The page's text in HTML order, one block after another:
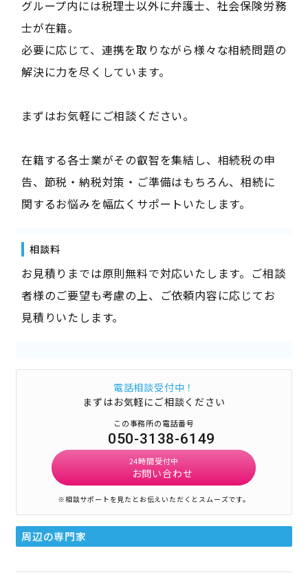
グループ内には税理士以外に弁護士、社会保険労務
士が在籍。
必要に応じて、連携を取りながら様々な相続問題の
解決に力を尽くしています。
まずはお気軽にご相談ください。
在籍する各士業がその叡智を集結し、相続税の申
告、節税・納税対策・ご準備はもちろん、相続に
関するお悩みを幅広くサポートいたします。
相談料
お見積りまでは原則無料で対応いたします。ご相談
者様のご要望も考慮の上、ご依頼内容に応じてお
見積りいたします。
電話相談受付中！
まずはお気軽にご相談ください
この事務所の電話番号
050-3138-6149
24時間受付中
お問い合わせ
※相談サポートを見たとお伝えいただくとスムーズです。
周辺の専門家